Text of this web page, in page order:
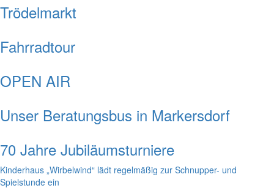
Trödelmarkt
Fahrradtour
OPEN AIR
Unser Beratungsbus in Markersdorf
70 Jahre Jubiläumsturniere
Kinderhaus „Wirbelwind“ lädt regelmäßig zur Schnupper- und
Spielstunde ein